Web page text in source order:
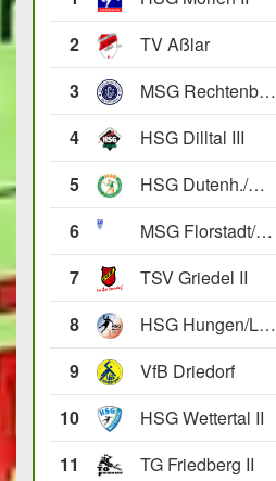
2
TV Aßlar
3
MSG Rechtenbach/Wetzlar II
4
HSG Dilltal III
5
HSG Dutenh./Münchholzh. IV
6
MSG Florstadt/Gettenau II
7
TSV Griedel II
8
HSG Hungen/Lich II
9
VfB Driedorf
10
HSG Wettertal II
11
TG Friedberg II